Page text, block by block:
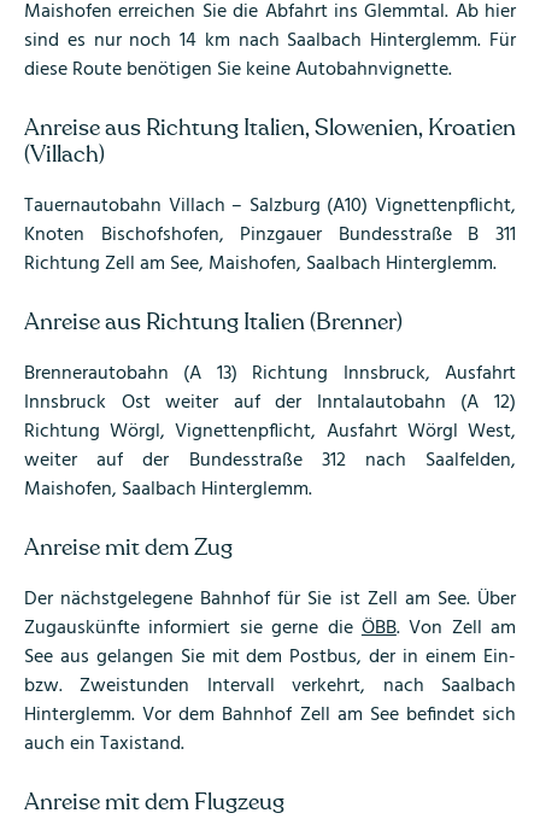
Maishofen erreichen Sie die Abfahrt ins Glemmtal. Ab hier
sind es nur noch 14 km nach Saalbach Hinterglemm. Für
diese Route benötigen Sie keine Autobahnvignette.
Anreise aus Richtung Italien, Slowenien, Kroatien
(Villach)
Tauernautobahn Villach – Salzburg (A10) Vignettenpflicht,
Knoten Bischofshofen, Pinzgauer Bundesstraße B 311
Richtung Zell am See, Maishofen, Saalbach Hinterglemm.
Anreise aus Richtung Italien (Brenner)
Brennerautobahn (A 13) Richtung Innsbruck, Ausfahrt
Innsbruck Ost weiter auf der Inntalautobahn (A 12)
Richtung Wörgl, Vignettenpflicht, Ausfahrt Wörgl West,
weiter auf der Bundesstraße 312 nach Saalfelden,
Maishofen, Saalbach Hinterglemm.
Anreise mit dem Zug
Der nächstgelegene Bahnhof für Sie ist Zell am See. Über
Zugauskünfte informiert sie gerne dieÖBB. Von Zell am
See aus gelangen Sie mit dem Postbus, der in einem Ein-
bzw. Zweistunden Intervall verkehrt, nach Saalbach
Hinterglemm. Vor dem Bahnhof Zell am See befindet sich
auch ein Taxistand.
Anreise mit dem Flugzeug